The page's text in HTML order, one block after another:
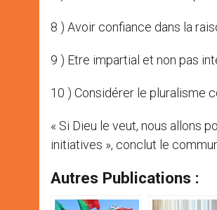
8 ) Avoir confiance dans la
9 ) Etre impartial et non pas
10 ) Considérer le pluralisme
« Si Dieu le veut, nous allons
initiatives », conclut le
Autres Publications :